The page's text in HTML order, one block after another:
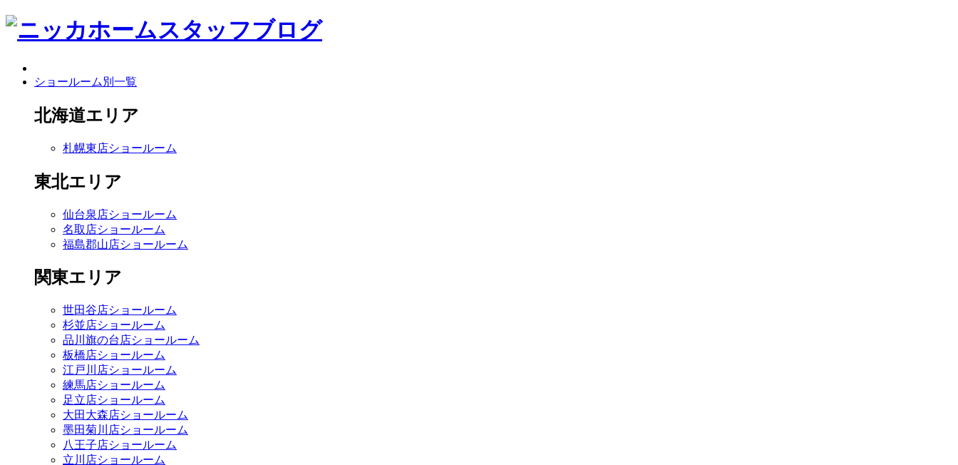
ショールーム別一覧
北海道エリア
札幌東店ショールーム
東北エリア
仙台泉店ショールーム
名取店ショールーム
福島郡山店ショールーム
関東エリア
世田谷店ショールーム
杉並店ショールーム
品川旗の台店ショールーム
板橋店ショールーム
江戸川店ショールーム
練馬店ショールーム
足立店ショールーム
大田大森店ショールーム
墨田菊川店ショールーム
八王子店ショールーム
立川店ショールーム